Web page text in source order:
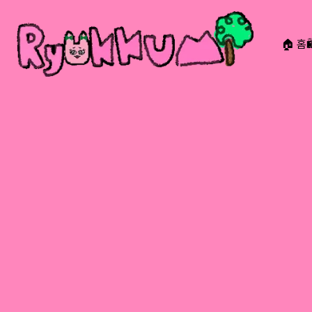
RYOKKUMi 🏠 홈